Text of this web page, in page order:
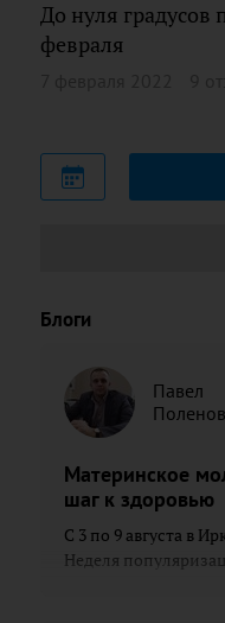
До нуля градусов
февраля
Блоги
Павел
Поленов
Материнское
шаг к здоровью
С 3 по 9 августа в
Неделя